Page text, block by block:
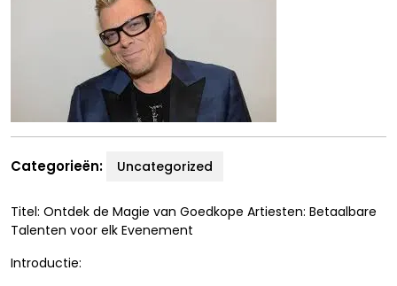
Categorieën: Uncategorized
Titel: Ontdek de Magie van Goedkope Artiesten: Betaalbare
Talenten voor elk Evenement
Introductie: